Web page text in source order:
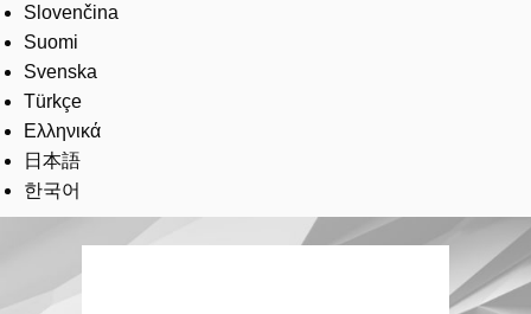
Slovenčina
Suomi
Svenska
Türkçe
Ελληνικά
日本語
한국어